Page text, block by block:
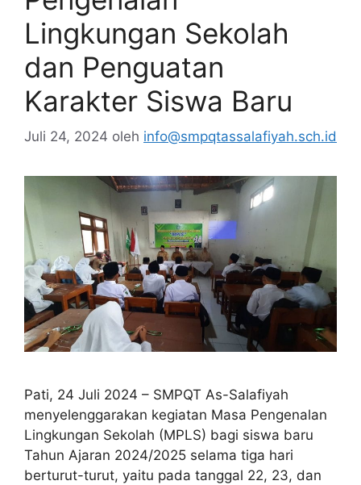
Lingkungan Sekolah
dan Penguatan
Karakter Siswa Baru
Juli 24, 2024 oleh info@smpqtassalafiyah.sch.id
Pati, 24 Juli 2024 – SMPQT As-Salafiyah
menyelenggarakan kegiatan Masa Pengenalan
Lingkungan Sekolah (MPLS) bagi siswa baru
Tahun Ajaran 2024/2025 selama tiga hari
berturut-turut, yaitu pada tanggal 22, 23, dan